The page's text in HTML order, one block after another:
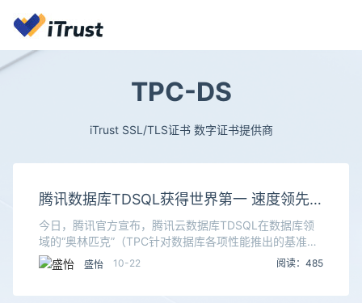
TPC-DS
iTrust SSL/TLS证书 数字证书提供商
腾讯数据库TDSQL获得世界第一 速度领先2
倍！
今日，腾讯官方宣布，腾讯云数据库TDSQL在数据库领
域的“奥林匹克”（TPC针对数据库各项性能推出的基准测
试）中，取得TPC-DS榜单的世界第一。据介绍，TPC-
DS测验比的是用更少的计算资源，更快地
盛怡 10-22 阅读：485